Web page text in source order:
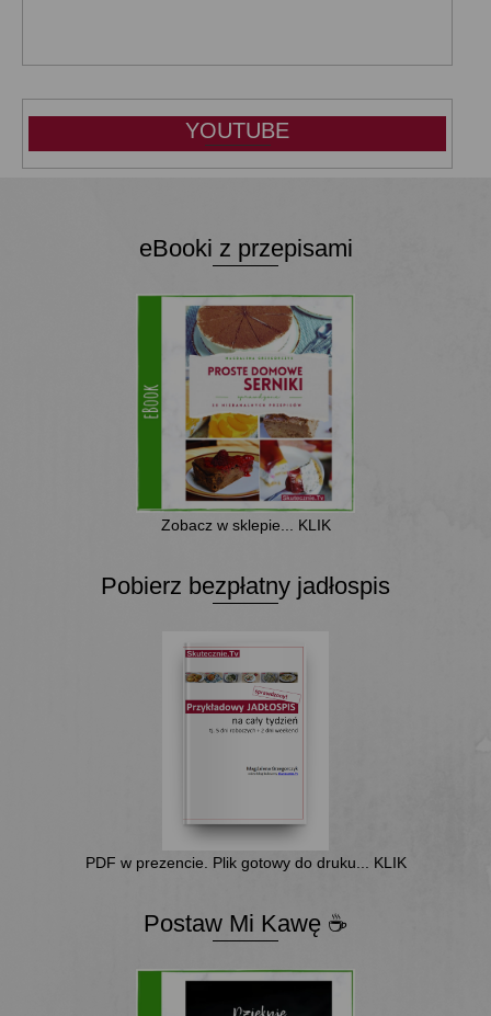
YOUTUBE
eBooki z przepisami
Zobacz w sklepie... KLIK
Pobierz bezpłatny jadłospis
PDF w prezencie. Plik gotowy do druku... KLIK
Postaw Mi Kawę ☕